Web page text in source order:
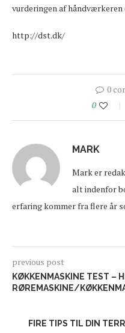
vurderingen af håndværkeren
http://dst.dk/
0
0
MARK
Mark er
alt indenfor
erfaring kommer fra flere år
previous post
KØKKENMASKINE TEST –
RØREMASKINE/
FIRE TIPS TIL DIN